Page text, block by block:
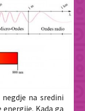
na sredini
Kada ga